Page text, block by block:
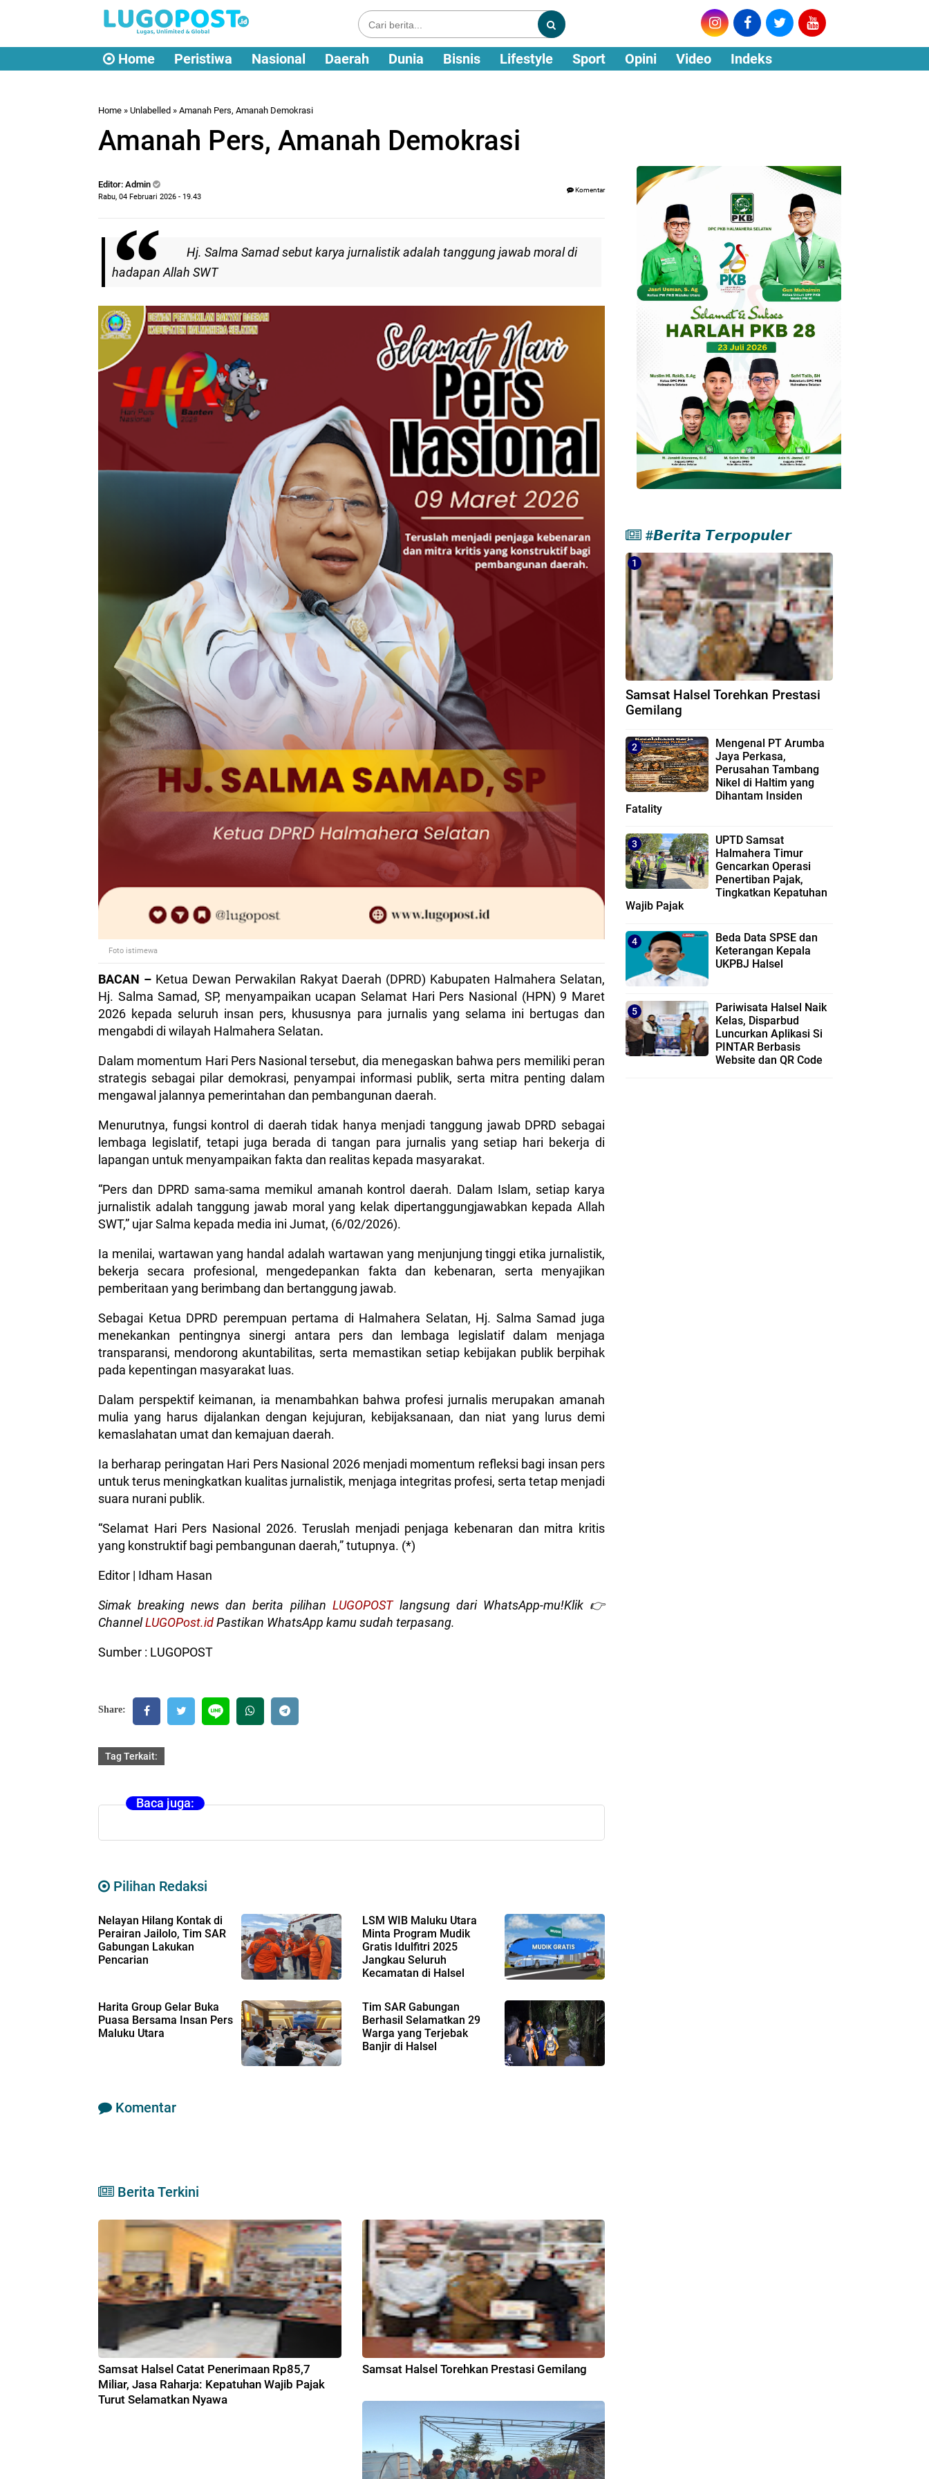
Home Peristiwa Nasional Daerah Dunia Bisnis Lifestyle Sport Opini Video Indeks
Home » Unlabelled » Amanah Pers, Amanah Demokrasi
Amanah Pers, Amanah Demokrasi
Editor: Admin
Rabu, 04 Februari 2026 - 19.43
Komentar
Hj. Salma Samad sebut karya jurnalistik adalah tanggung jawab moral di
hadapan Allah SWT
Foto istimewa
BACAN –Ketua Dewan Perwakilan Rakyat Daerah (DPRD) Kabupaten Halmahera Selatan,
Hj. Salma Samad, SP, menyampaikan ucapan Selamat Hari Pers Nasional (HPN) 9 Maret
2026 kepada seluruh insan pers, khususnya para jurnalis yang selama ini bertugas dan
mengabdi di wilayah Halmahera Selatan.
Dalam momentum Hari Pers Nasional tersebut, dia menegaskan bahwa pers memiliki peran
strategis sebagai pilar demokrasi, penyampai informasi publik, serta mitra penting dalam
mengawal jalannya pemerintahan dan pembangunan daerah.
Menurutnya, fungsi kontrol di daerah tidak hanya menjadi tanggung jawab DPRD sebagai
lembaga legislatif, tetapi juga berada di tangan para jurnalis yang setiap hari bekerja di
lapangan untuk menyampaikan fakta dan realitas kepada masyarakat.
“Pers dan DPRD sama-sama memikul amanah kontrol daerah. Dalam Islam, setiap karya
jurnalistik adalah tanggung jawab moral yang kelak dipertanggungjawabkan kepada Allah
SWT,” ujar Salma kepada media ini Jumat, (6/02/2026).
Ia menilai, wartawan yang handal adalah wartawan yang menjunjung tinggi etika jurnalistik,
bekerja secara profesional, mengedepankan fakta dan kebenaran, serta menyajikan
pemberitaan yang berimbang dan bertanggung jawab.
Sebagai Ketua DPRD perempuan pertama di Halmahera Selatan, Hj. Salma Samad juga
menekankan pentingnya sinergi antara pers dan lembaga legislatif dalam menjaga
transparansi, mendorong akuntabilitas, serta memastikan setiap kebijakan publik berpihak
pada kepentingan masyarakat luas.
Dalam perspektif keimanan, ia menambahkan bahwa profesi jurnalis merupakan amanah
mulia yang harus dijalankan dengan kejujuran, kebijaksanaan, dan niat yang lurus demi
kemaslahatan umat dan kemajuan daerah.
Ia berharap peringatan Hari Pers Nasional 2026 menjadi momentum refleksi bagi insan pers
untuk terus meningkatkan kualitas jurnalistik, menjaga integritas profesi, serta tetap menjadi
suara nurani publik.
“Selamat Hari Pers Nasional 2026. Teruslah menjadi penjaga kebenaran dan mitra kritis
yang konstruktif bagi pembangunan daerah,” tutupnya. (*)
Editor | Idham Hasan
Simak breaking news dan berita pilihan LUGOPOSTlangsung dari WhatsApp-mu!Klik 👉
ChannelLUGOPost.idPastikan WhatsApp kamu sudah terpasang.
Sumber : LUGOPOST
Share:
Tag Terkait:
Baca juga:
Pilihan Redaksi
Nelayan Hilang Kontak di
Perairan Jailolo, Tim SAR
Gabungan Lakukan
Pencarian
LSM WIB Maluku Utara
Minta Program Mudik
Gratis Idulfitri 2025
Jangkau Seluruh
Kecamatan di Halsel
Harita Group Gelar Buka
Puasa Bersama Insan Pers
Maluku Utara
Tim SAR Gabungan
Berhasil Selamatkan 29
Warga yang Terjebak
Banjir di Halsel
Komentar
Berita Terkini
Samsat Halsel Catat Penerimaan Rp85,7
Miliar, Jasa Raharja: Kepatuhan Wajib Pajak
Turut Selamatkan Nyawa
Samsat Halsel Torehkan Prestasi Gemilang
#𝘽𝙚𝙧𝙞𝙩𝙖 𝙏𝙚𝙧𝙥𝙤𝙥𝙪𝙡𝙚𝙧
Samsat Halsel Torehkan Prestasi
Gemilang
Mengenal PT Arumba
Jaya Perkasa,
Perusahan Tambang
Nikel di Haltim yang
Dihantam Insiden
Fatality
UPTD Samsat
Halmahera Timur
Gencarkan Operasi
Penertiban Pajak,
Tingkatkan Kepatuhan
Wajib Pajak
Beda Data SPSE dan
Keterangan Kepala
UKPBJ Halsel
Pariwisata Halsel Naik
Kelas, Disparbud
Luncurkan Aplikasi Si
PINTAR Berbasis
Website dan QR Code